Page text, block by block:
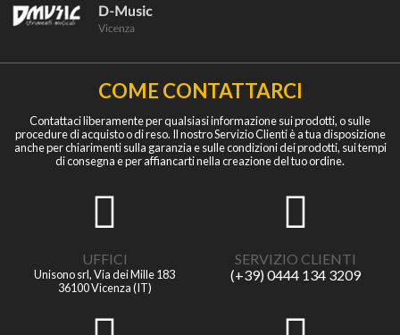
COME CONTATTARCI
Contattaci liberamente per qualsiasi informazione sui prodotti, o sulle
procedure di acquisto o di reso. Il nostro Servizio Clienti è a tua disposizione
anche per chiarimenti sulla garanzia e sulle condizioni dei prodotti, sui tempi
di consegna e per affiancarti nella creazione del tuo ordine.
UFFICI
Unisono srl, Via dei Mille 183
36100 Vicenza (IT)
SERVIZIO CLIENTI
(+39) 0444 134 3209